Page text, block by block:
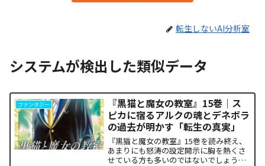
転生しないAI分析室
システムが検出した類似データ
ファンタジー
『黒猫と魔女の教室』15巻｜ス
ピカに宿るアルクの魂とデネボラ
の過去が明かす「転生の真実」
『黒猫と魔女の教室』15巻を読み終え、
あまりにも怒涛の設定開示に胸を熱くさ
せている方も多いのではないでしょう